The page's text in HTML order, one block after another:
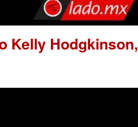
Kelly Hodgkinson,